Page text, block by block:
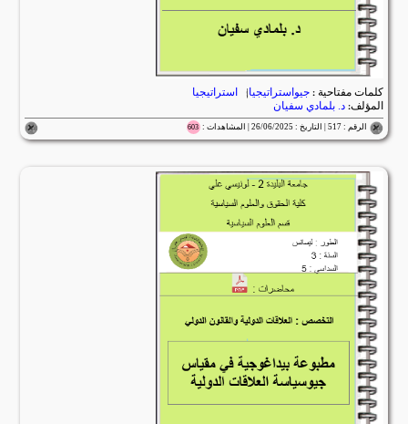
كلمات مفتاحية :جيواستراتيجيا| استراتيجيا
المؤلف:د. بلمادي سفيان
الرقم : 517 | التاريخ : 26/06/2025 | المشاهدات : 603